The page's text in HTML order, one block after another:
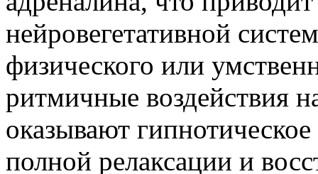
нейровегетативной
физического или
ритмичные воздействия
оказывают
полной релаксации и